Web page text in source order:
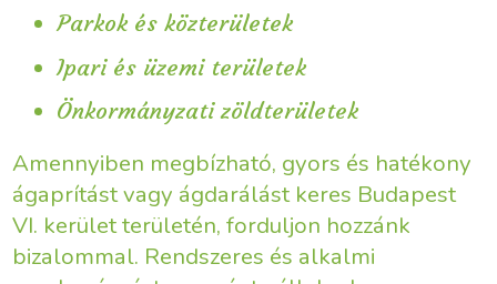
Parkok és közterületek
Ipari és üzemi területek
Önkormányzati zöldterületek
Amennyiben megbízható, gyors és hatékony
ágaprítást vagy ágdarálást keres Budapest
VI. kerület területén, forduljon hozzánk
bizalommal. Rendszeres és alkalmi